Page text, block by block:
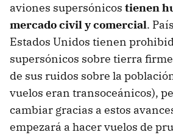
aviones supersónicos tienen
mercado civil y comercial.
Estados Unidos tienen
supersónicos sobre tierra
de sus ruidos sobre la
vuelos eran transoceánicos),
cambiar gracias a estos
empezará a hacer vuelos de